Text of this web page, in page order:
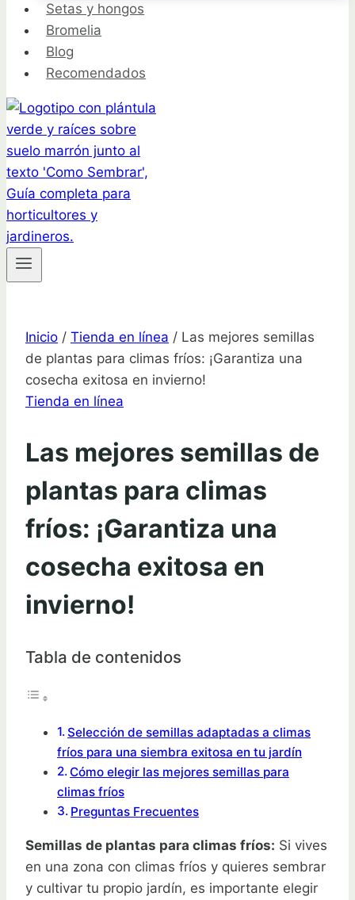
Setas y hongos
Bromelia
Blog
Recomendados
Inicio / Tienda en línea / Las mejores semillas
de plantas para climas fríos: ¡Garantiza una
cosecha exitosa en invierno!
Tienda en línea
Las mejores semillas de
plantas para climas
fríos: ¡Garantiza una
cosecha exitosa en
invierno!
Tabla de contenidos
Selección de semillas adaptadas a climas
fríos para una siembra exitosa en tu jardín
Cómo elegir las mejores semillas para
climas fríos
Preguntas Frecuentes
Semillas de plantas para climas fríos: Si vives
en una zona con climas fríos y quieres sembrar
y cultivar tu propio jardín, es importante elegir